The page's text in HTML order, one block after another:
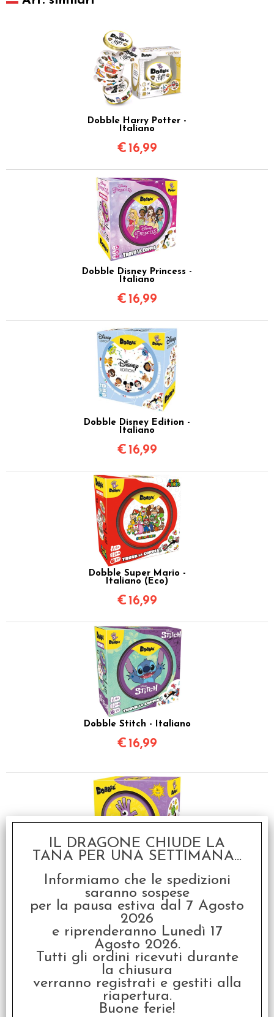
Dobble Harry Potter -
Italiano
€ 16,99
Dobble Disney Princess -
Italiano
€ 16,99
Dobble Disney Edition -
Italiano
€ 16,99
Dobble Super Mario -
Italiano (Eco)
€ 16,99
Dobble Stitch - Italiano
€ 16,99
Dobble - Edizione
Italiana
€15,99
IL DRAGONE CHIUDE LA
TANA PER UNA SETTIMANA...
Informiamo che le spedizioni
saranno sospese
per la pausa estiva dal 7 Agosto
2026
e riprenderanno Lunedì 17
Agosto 2026.
Tutti gli ordini ricevuti durante
la chiusura
verranno registrati e gestiti alla
riapertura.
Buone ferie!